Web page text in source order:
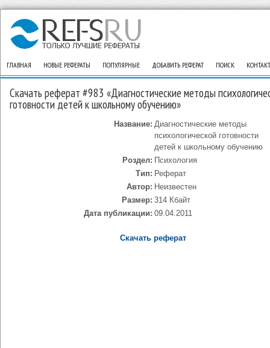
ГЛАВНАЯ НОВЫЕ РЕФЕРАТЫ ПОПУЛЯРНЫЕ ДОБАВИТЬ РЕФЕРАТ ПОИСК
Скачать реферат #983 «Диагностические методы
готовности детей к школьному обучению»
Название: Диагностические методы
психологической готовности
детей к школьному обучению
Роздел: Психология
Тип: Реферат
Автор: Неизвестен
Размер: 314 Кбайт
Дата публикации: 09.04.2011
Скачать реферат